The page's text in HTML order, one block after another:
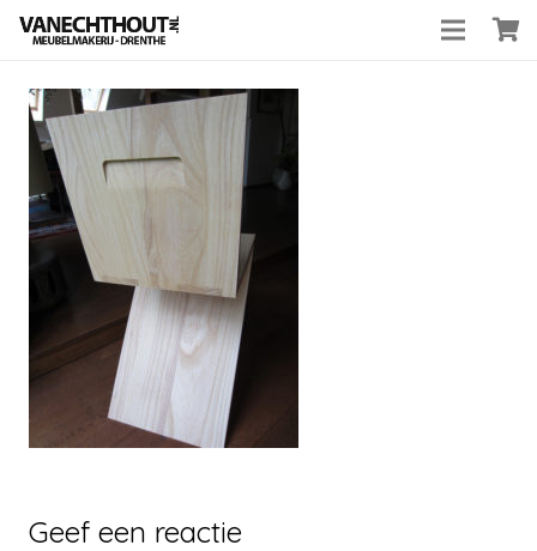
Geef een reactie